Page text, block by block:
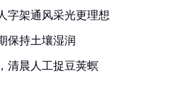
字架通风采光更理想
保持土壤湿润
清晨人工捉豆荚螟